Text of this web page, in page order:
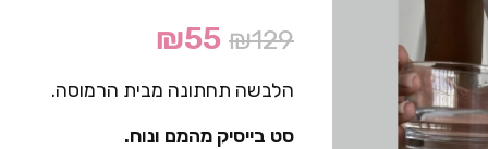
₪129
₪55
הלבשה תחתונה מבית הרמוסה.
סט בייסיק מהמם ונוח.